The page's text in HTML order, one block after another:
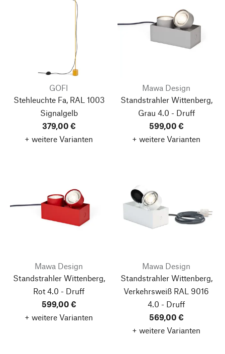
GOFI
Stehleuchte Fa, RAL 1003
Signalgelb
379,00 €
+ weitere Varianten
Mawa Design
Standstrahler Wittenberg,
Grau 4.0 - Druff
599,00 €
+ weitere Varianten
Mawa Design
Standstrahler Wittenberg,
Rot 4.0 - Druff
599,00 €
+ weitere Varianten
Mawa Design
Standstrahler Wittenberg,
Verkehrsweiß RAL 9016
4.0 - Druff
569,00 €
+ weitere Varianten